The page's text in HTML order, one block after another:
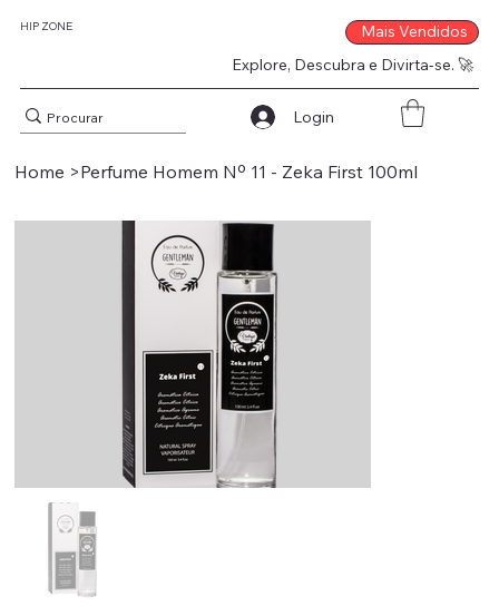
HIP ZONE
Explore, Descubra e Divirta-se. 🚀
Mais Vendidos
Login
Home >Perfume Homem Nº 11 - Zeka First 100ml